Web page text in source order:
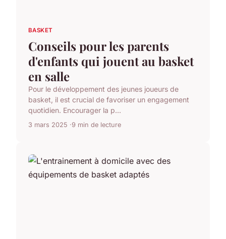
BASKET
Conseils pour les parents
d'enfants qui jouent au basket
en salle
Pour le développement des jeunes joueurs de
basket, il est crucial de favoriser un engagement
quotidien. Encourager la p...
3 mars 2025 9 min de lecture